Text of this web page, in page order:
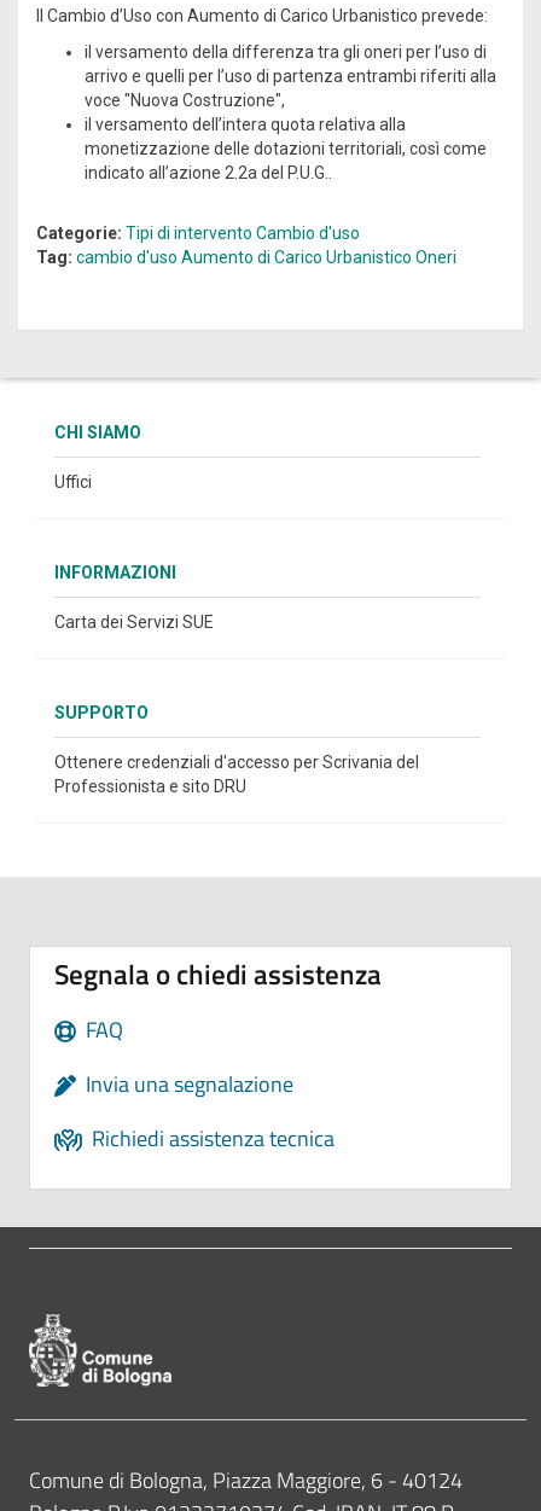
Il Cambio d’Uso con Aumento di Carico Urbanistico prevede:
il versamento della differenza tra gli oneri per l’uso di
arrivo e quelli per l’uso di partenza entrambi riferiti alla
voce "Nuova Costruzione",
il versamento dell’intera quota relativa alla
monetizzazione delle dotazioni territoriali, così come
indicato all’azione 2.2a del P.U.G..
Categorie: Tipi di intervento Cambio d'uso
Tag: cambio d'uso Aumento di Carico Urbanistico Oneri
CHI SIAMO
Uffici
INFORMAZIONI
Carta dei Servizi SUE
SUPPORTO
Ottenere credenziali d'accesso per Scrivania del
Professionista e sito DRU
Segnala o chiedi assistenza
FAQ
Invia una segnalazione
Richiedi assistenza tecnica
Contatti
Comune di Bologna, Piazza Maggiore, 6 - 40124